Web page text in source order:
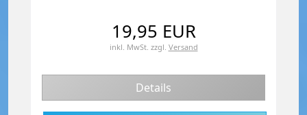
19,95 EUR
inkl. MwSt. zzgl. Versand
Details